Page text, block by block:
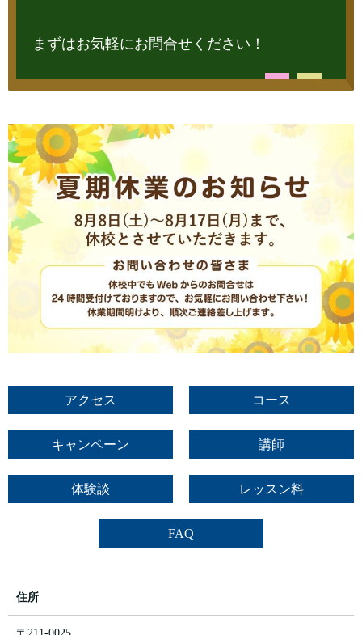
まずはお気軽にお問合せください！
アクセス コース
キャンペーン 講師
体験談 レッスン料
FAQ
住所